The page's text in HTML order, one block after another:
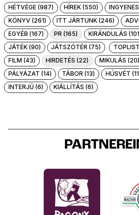
HÉTVÉGE (987) HÍREK (550)
KÖNYV (261)
ITT JÁRTUNK (246)
EGYÉB (167)
PR (165) KIRÁNDULÁS
JÁTÉK (90)
JÁTSZÓTÉR (75)
FILM (43)
HIRDETÉS (22) MIKULÁS (20)
PÁLYÁZAT (14)
TÁBOR (13) HÚSVÉT
INTERJÚ (6)
KIÁLLÍTÁS (6)